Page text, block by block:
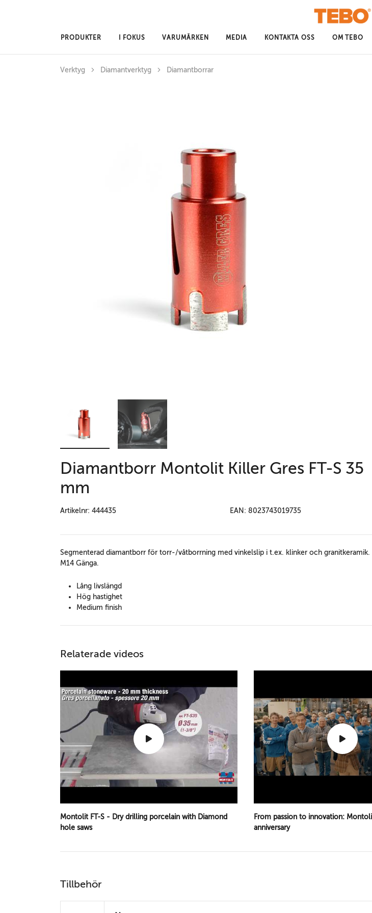
PRODUKTER I FOKUS VARUMÄRKEN MEDIA KONTAKTA OSS OM TEBO
Verktyg Diamantverktyg Diamantborrar
Diamantborr Montolit Killer Gres FT-S 35
mm
Artikelnr: 444435 EAN: 8023743019735
Segmenterad diamantborr för torr-/våtborrning med vinkelslip i t.ex. klinker och granitkeramik.
M14 Gänga.
Lång livslängd
Hög hastighet
Medium finish
Relaterade videos
Montolit FT-S - Dry drilling porcelain with Diamond
hole saws
From passion to innovation:
anniversary
Tillbehör